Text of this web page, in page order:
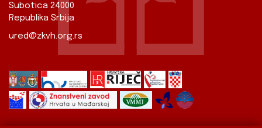
Subotica 24000
Republika Srbija
ured@zkvh.org.rs